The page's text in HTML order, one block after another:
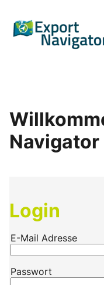
content
Go to landing page.
Navigator
Login